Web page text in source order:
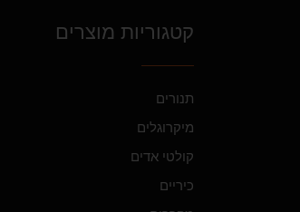
קטגוריות מוצרים
תנורים
מיקרוגלים
קולטי אדים
כיריים